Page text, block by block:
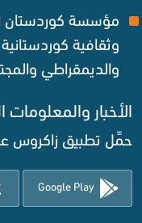
مؤسسة كوردستان
وثقافية
والديمقراطي
الأخبار والمعلومات
حمِّل تطبيق زاكروس
Google Play